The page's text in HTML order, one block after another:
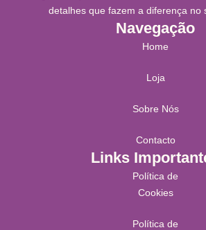
detalhes que fazem a diferença no
Navegação
Home
Loja
Sobre Nós
Contacto
Links
Política de
Cookies
Política de